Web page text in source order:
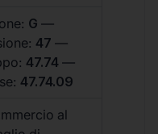
G —
47 —
47.74 —
47.74.09
al